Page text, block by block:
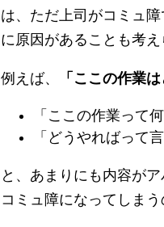
は、ただ上司がコミュ
に原因があることも考え
例えば、 「ここの作業
「ここの作業って何
「どうやればって
と、あまりにも内容が
コミュ障になってしまう